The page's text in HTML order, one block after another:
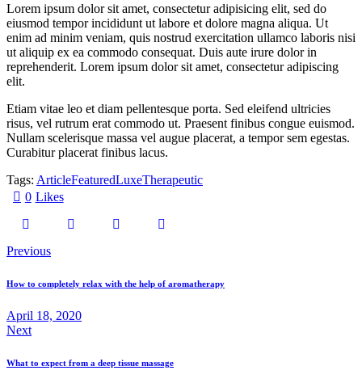
Lorem ipsum dolor sit amet, consectetur adipisicing elit, sed do
eiusmod tempor incididunt ut labore et dolore magna aliqua. Ut
enim ad minim veniam, quis nostrud exercitation ullamco laboris nisi
ut aliquip ex ea commodo consequat. Duis aute irure dolor in
reprehenderit. Lorem ipsum dolor sit amet, consectetur adipiscing
elit.
Etiam vitae leo et diam pellentesque porta. Sed eleifend ultricies
risus, vel rutrum erat commodo ut. Praesent finibus congue euismod.
Nullam scelerisque massa vel augue placerat, a tempor sem egestas.
Curabitur placerat finibus lacus.
Tags: ArticleFeaturedLuxeTherapeutic
0 Likes
Previous
How to completely relax with the help of aromatherapy
April 18, 2020
Next
What to expect from a deep tissue massage